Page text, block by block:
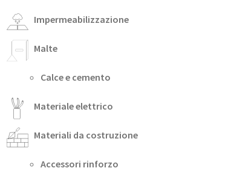
Impermeabilizzazione
Malte
Calce e cemento
Materiale elettrico
Materiali da costruzione
Accessori rinforzo